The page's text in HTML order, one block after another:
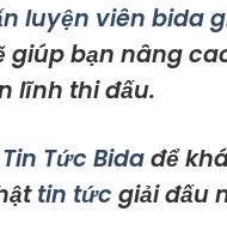
luyện viên bida
giúp bạn nâng
lĩnh thi đấu.
Tin Tức Bidađể
tin tức giải đấu